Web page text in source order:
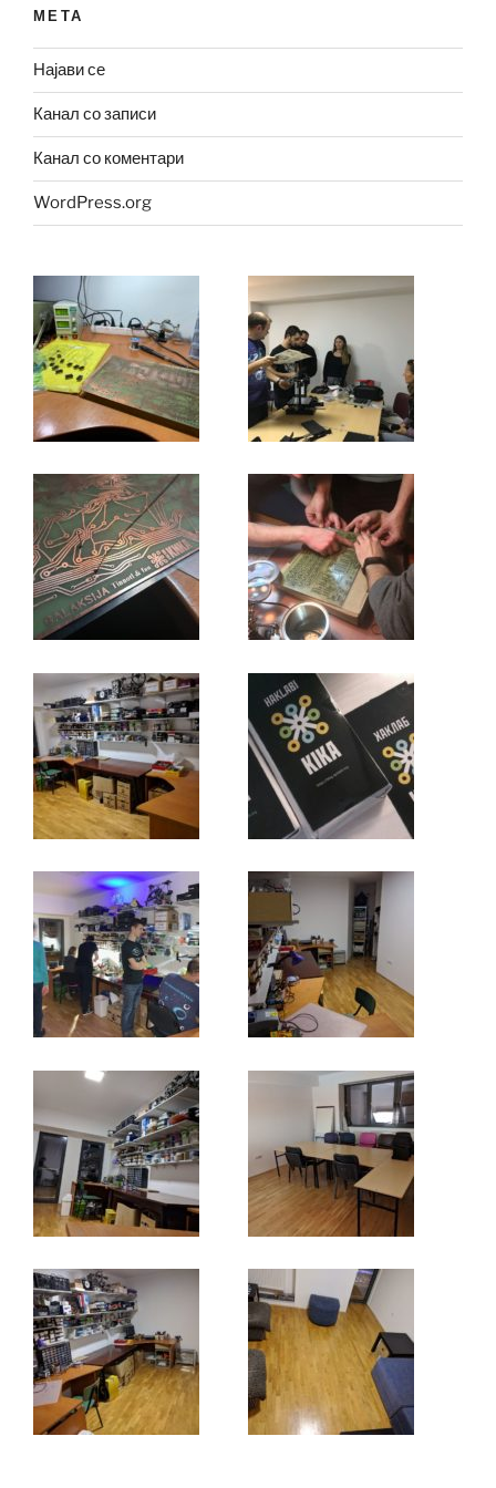
МЕТА
Најави се
Канал со записи
Канал со коментари
WordPress.org